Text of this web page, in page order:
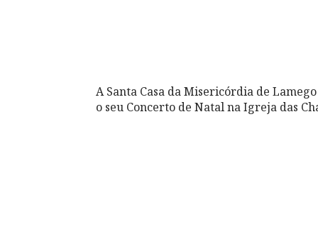
A Santa Casa da Misericórdia de
o seu Concerto de Natal na Igreja das